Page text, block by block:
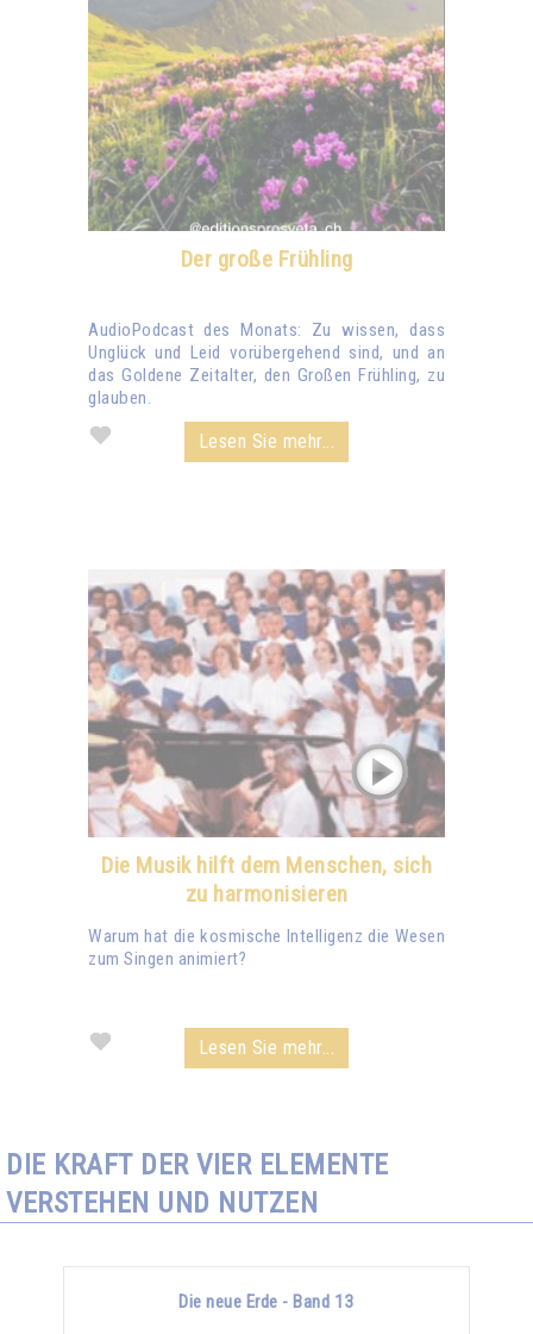
Der große Frühling
AudioPodcast des Monats: Zu wissen, dass
Unglück und Leid vorübergehend sind, und an
das Goldene Zeitalter, den Großen Frühling, zu
glauben.
Lesen Sie mehr...
Die Musik hilft dem Menschen, sich
zu harmonisieren
Warum hat die kosmische Intelligenz die Wesen
zum Singen animiert?
Lesen Sie mehr...
DIE KRAFT DER VIER ELEMENTE
VERSTEHEN UND NUTZEN
Die neue Erde - Band 13